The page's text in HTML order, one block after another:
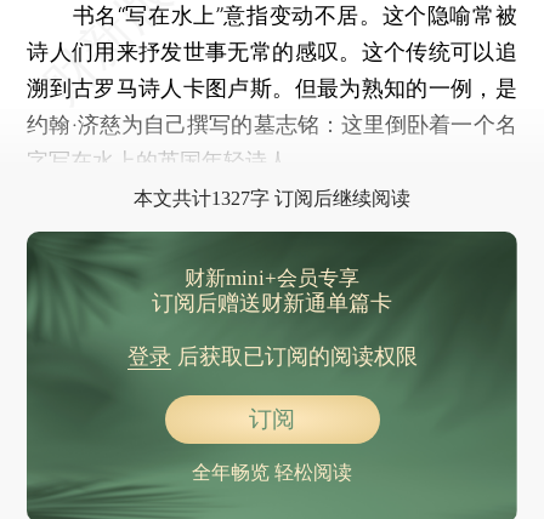
书名“写在水上”意指变动不居。这个隐喻常被
诗人们用来抒发世事无常的感叹。这个传统可以追
溯到古罗马诗人卡图卢斯。但最为熟知的一例，是
约翰·济慈为自己撰写的墓志铭：这里倒卧着一个名
字写在水上的英国年轻诗人。
本文共计1327字 订阅后继续阅读
财新mini+会员专享
订阅后赠送财新通单篇卡
登录后获取已订阅的阅读权限
订阅
全年畅览 轻松阅读